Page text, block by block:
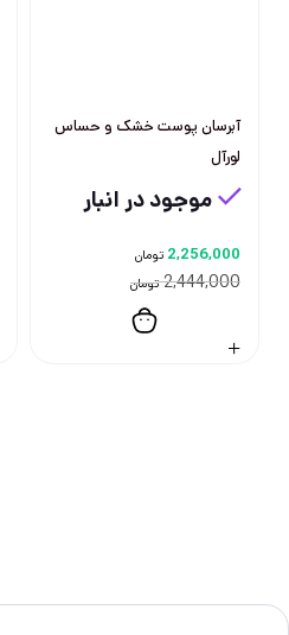
آبرسان پوست خشک و حساس
لورآل
موجود در انبار
2,444,000 تومان
2,256,000 تومان